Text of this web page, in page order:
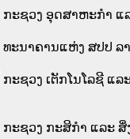
ກະຊວງ ອຸດສາຫະກຳ ແ
ທະນາຄານແຫ່ງ ສປປ ລ
ກະຊວງ ເຕັກໂນໂລຊີ ແ
ກະຊວງ ກະສິກຳ ແລະ